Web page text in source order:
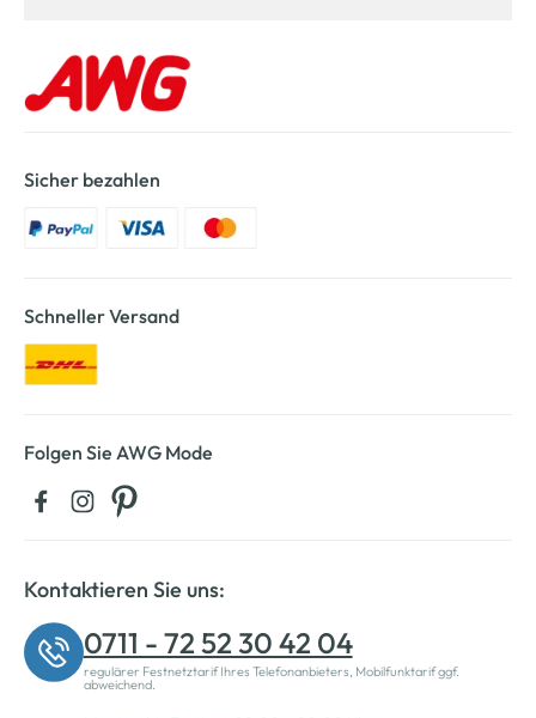
Sicher bezahlen
Schneller Versand
Folgen Sie AWG Mode
Kontaktieren Sie uns:
0711 - 72 52 30 42 04
regulärer Festnetztarif Ihres Telefonanbieters, Mobilfunktarif ggf.
abweichend.